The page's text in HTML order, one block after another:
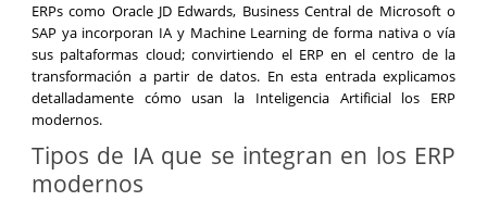
ERPs como Oracle JD Edwards, Business Central de Microsoft o
SAP ya incorporan IA y Machine Learning de forma nativa o vía
sus paltaformas cloud; convirtiendo el ERP en el centro de la
transformación a partir de datos. En esta entrada explicamos
detalladamente cómo usan la Inteligencia Artificial los ERP
modernos.
Tipos de IA que se integran en los ERP
modernos